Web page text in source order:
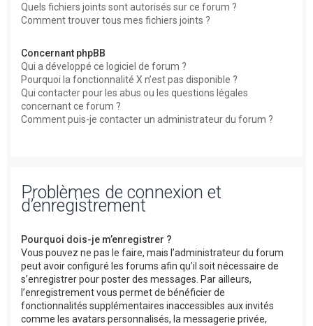
Quels fichiers joints sont autorisés sur ce forum ?
Comment trouver tous mes fichiers joints ?
Concernant phpBB
Qui a développé ce logiciel de forum ?
Pourquoi la fonctionnalité X n’est pas disponible ?
Qui contacter pour les abus ou les questions légales
concernant ce forum ?
Comment puis-je contacter un administrateur du forum ?
Problèmes de connexion et
d’enregistrement
Pourquoi dois-je m’enregistrer ?
Vous pouvez ne pas le faire, mais l’administrateur du forum
peut avoir configuré les forums afin qu’il soit nécessaire de
s’enregistrer pour poster des messages. Par ailleurs,
l’enregistrement vous permet de bénéficier de
fonctionnalités supplémentaires inaccessibles aux invités
comme les avatars personnalisés, la messagerie privée,